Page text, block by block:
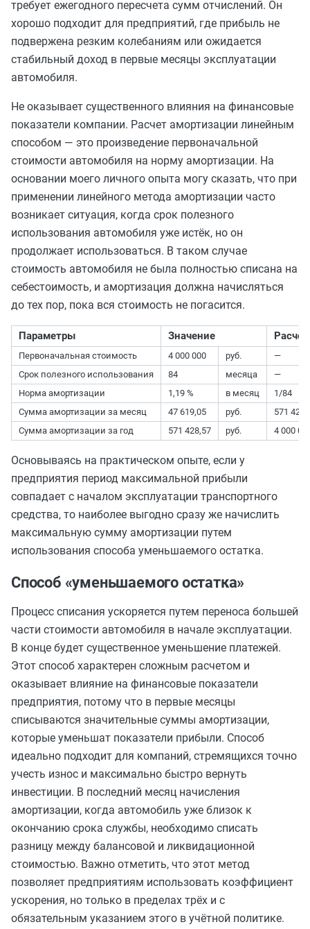
требует ежегодного пересчета сумм отчислений. Он
хорошо подходит для предприятий, где прибыль не
подвержена резким колебаниям или ожидается
стабильный доход в первые месяцы эксплуатации
автомобиля.
Не оказывает существенного влияния на финансовые
показатели компании. Расчет амортизации линейным
способом — это произведение первоначальной
стоимости автомобиля на норму амортизации. На
основании моего личного опыта могу сказать, что при
применении линейного метода амортизации часто
возникает ситуация, когда срок полезного
использования автомобиля уже истёк, но он
продолжает использоваться. В таком случае
стоимость автомобиля не была полностью списана на
себестоимость, и амортизация должна начисляться
до тех пор, пока вся стоимость не погасится.
Параметры Значение Расчет
Первоначальная стоимость 4 000 000 руб.
—
Срок полезного использования
84 месяца
—
Норма амортизации
1,19 % в месяц
1/84
Сумма амортизации за месяц
47 619,05 руб.
571 428,
Сумма амортизации за год
571 428,57 руб. 4 000
Основываясь на практическом опыте, если у
предприятия период максимальной прибыли
совпадает с началом эксплуатации транспортного
средства, то наиболее выгодно сразу же начислить
максимальную сумму амортизации путем
использования способа уменьшаемого остатка.
Способ «уменьшаемого остатка»
Процесс списания ускоряется путем переноса большей
части стоимости автомобиля в начале эксплуатации.
В конце будет существенное уменьшение платежей.
Этот способ характерен сложным расчетом и
оказывает влияние на финансовые показатели
предприятия, потому что в первые месяцы
списываются значительные суммы амортизации,
которые уменьшат показатели прибыли. Способ
идеально подходит для компаний, стремящихся точно
учесть износ и максимально быстро вернуть
инвестиции. В последний месяц начисления
амортизации, когда автомобиль уже близок к
окончанию срока службы, необходимо списать
разницу между балансовой и ликвидационной
стоимостью. Важно отметить, что этот метод
позволяет предприятиям использовать коэффициент
ускорения, но только в пределах трёх и с
обязательным указанием этого в учётной политике.